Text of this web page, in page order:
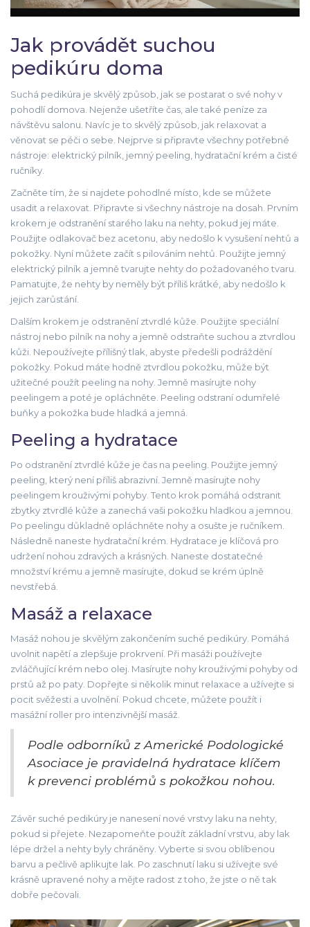
Jak provádět suchou
pedikúru doma
Suchá pedikúra je skvělý způsob, jak se postarat o své nohy v
pohodlí domova. Nejenže ušetříte čas, ale také peníze za
návštěvu salonu. Navíc je to skvělý způsob, jak relaxovat a
věnovat se péči o sebe. Nejprve si připravte všechny potřebné
nástroje: elektrický pilník, jemný peeling, hydratační krém a čisté
ručníky.
Začněte tím, že si najdete pohodlné místo, kde se můžete
usadit a relaxovat. Připravte si všechny nástroje na dosah. Prvním
krokem je odstranění starého laku na nehty, pokud jej máte.
Použijte odlakovač bez acetonu, aby nedošlo k vysušení nehtů a
pokožky. Nyní můžete začít s pilováním nehtů. Použijte jemný
elektrický pilník a jemně tvarujte nehty do požadovaného tvaru.
Pamatujte, že nehty by neměly být příliš krátké, aby nedošlo k
jejich zarůstání.
Dalším krokem je odstranění ztvrdlé kůže. Použijte speciální
nástroj nebo pilník na nohy a jemně odstraňte suchou a ztvrdlou
kůži. Nepoužívejte přílišný tlak, abyste předešli podráždění
pokožky. Pokud máte hodně ztvrdlou pokožku, může být
užitečné použít peeling na nohy. Jemně masírujte nohy
peelingem a poté je opláchněte. Peeling odstraní odumřelé
buňky a pokožka bude hladká a jemná.
Peeling a hydratace
Po odstranění ztvrdlé kůže je čas na peeling. Použijte jemný
peeling, který není příliš abrazivní. Jemně masírujte nohy
peelingem krouživými pohyby. Tento krok pomáhá odstranit
zbytky ztvrdlé kůže a zanechá vaši pokožku hladkou a jemnou.
Po peelingu důkladně opláchněte nohy a osušte je ručníkem.
Následně naneste hydratační krém. Hydratace je klíčová pro
udržení nohou zdravých a krásných. Naneste dostatečné
množství krému a jemně masírujte, dokud se krém úplně
nevstřebá.
Masáž a relaxace
Masáž nohou je skvělým zakončením suché pedikúry. Pomáhá
uvolnit napětí a zlepšuje prokrvení. Při masáži používejte
zvláčňující krém nebo olej. Masírujte nohy krouživými pohyby od
prstů až po paty. Dopřejte si několik minut relaxace a užívejte si
pocit svěžesti a uvolnění. Pokud chcete, můžete použít i
masážní roller pro intenzivnější masáž.
Podle odborníků z Americké Podologické
Asociace je pravidelná hydratace klíčem
k prevenci problémů s pokožkou nohou.
Závěr suché pedikúry je nanesení nové vrstvy laku na nehty,
pokud si přejete. Nezapomeňte použít základní vrstvu, aby lak
lépe držel a nehty byly chráněny. Vyberte si svou oblíbenou
barvu a pečlivě aplikujte lak. Po zaschnutí laku si užívejte své
krásně upravené nohy a mějte radost z toho, že jste o ně tak
dobře pečovali.